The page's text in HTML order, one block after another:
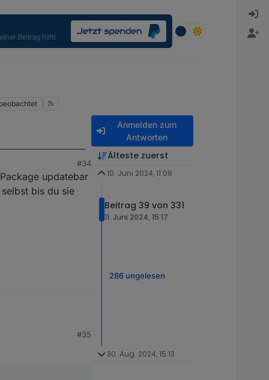
#34
updatebar
bis du sie
#35
Anmelden zum
Antworten
Älteste zuerst
10. Juni 2024, 11:08
Beitrag 39 von 331
11. Juni 2024, 15:17
286 ungelesen
30. Aug. 2024, 15:13